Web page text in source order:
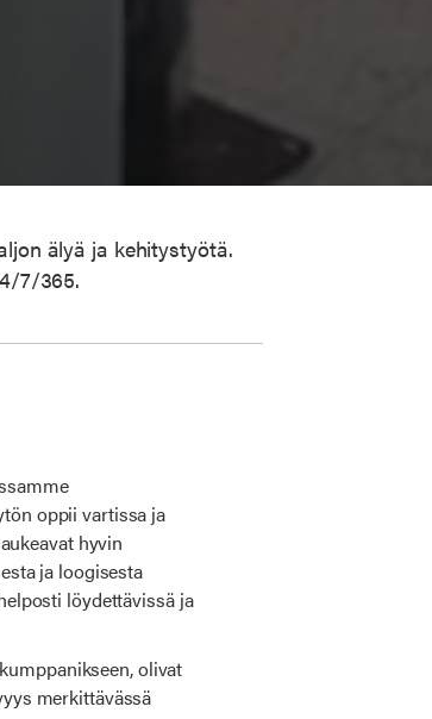
älyä ja kehitystyötä.
7/365.
oppii vartissa ja
hyvin
ja loogisesta
löydettävissä ja
olivat
merkittävässä